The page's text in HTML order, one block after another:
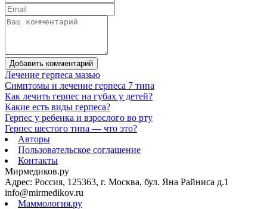
Добавить комментарий
Лечение герпеса мазью
Симптомы и лечение герпеса 7 типа
Как лечить герпес на губах у детей?
Какие есть виды герпеса?
Герпес у ребенка и взрослого во рту
Герпес шестого типа — что это?
Авторы
Пользовательское соглашение
Контакты
Мирмедиков.ру
Адрес: Россия, 125363, г. Москва, бул. Яна Райниса д.1
info@mirmedikov.ru
Маммология.ру